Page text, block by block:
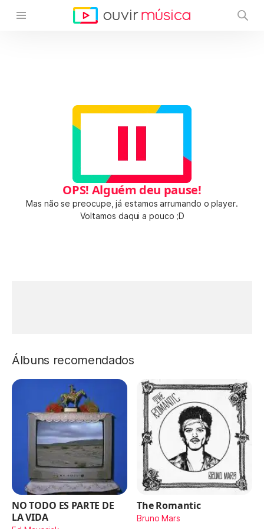
OPS! Alguém deu pause!
Mas não se preocupe, já estamos arrumando o player.
Voltamos daqui a pouco ;D
Álbuns recomendados
NO TODO ES PARTE DE
LA VIDA
The Romantic
Bruno Mars